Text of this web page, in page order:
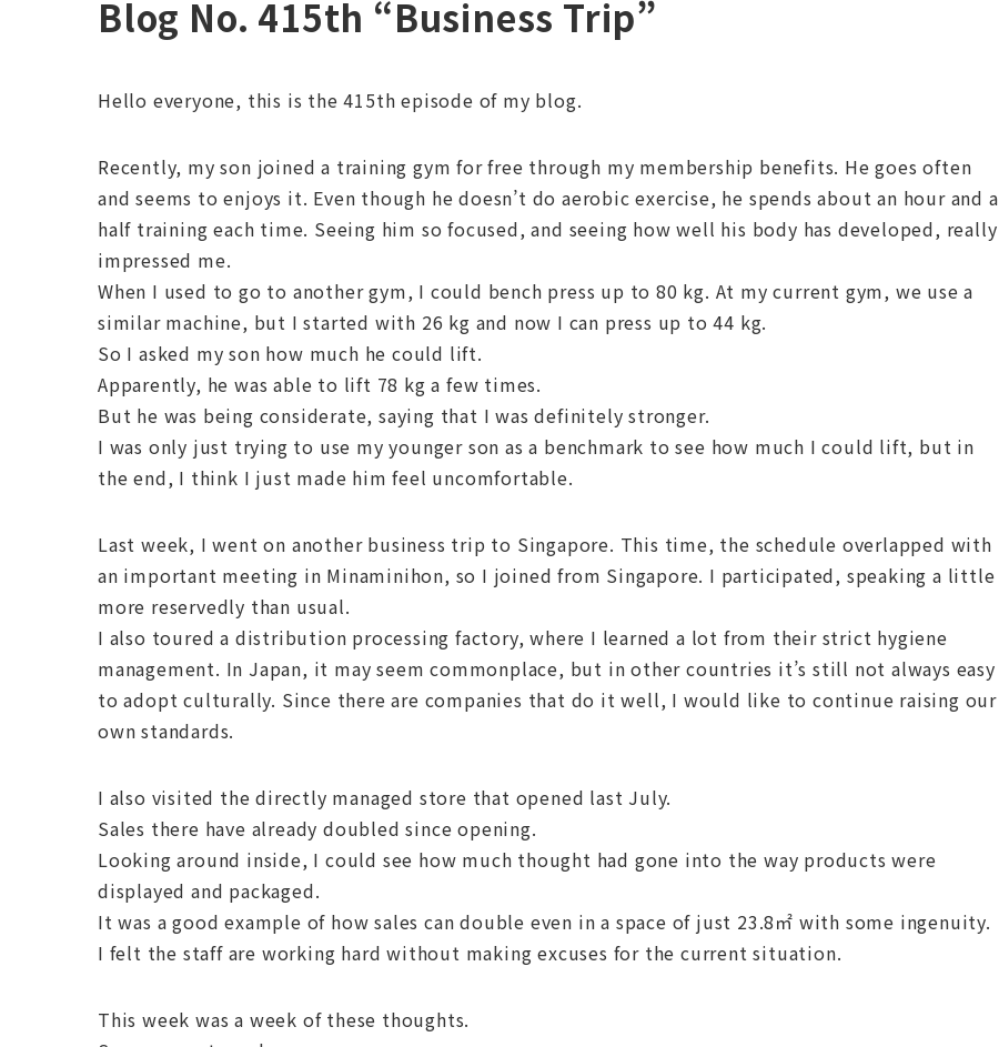
Blog No. 415th “Business Trip”
Hello everyone, this is the 415th episode of my blog.
Recently, my son joined a training gym for free through my membership benefits. He goes often
and seems to enjoys it. Even though he doesn’t do aerobic exercise, he spends about an hour and a
half training each time. Seeing him so focused, and seeing how well his body has developed, really
impressed me.
When I used to go to another gym, I could bench press up to 80 kg. At my current gym, we use a
similar machine, but I started with 26 kg and now I can press up to 44 kg.
So I asked my son how much he could lift.
Apparently, he was able to lift 78 kg a few times.
But he was being considerate, saying that I was definitely stronger.
I was only just trying to use my younger son as a benchmark to see how much I could lift, but in
the end, I think I just made him feel uncomfortable.
Last week, I went on another business trip to Singapore. This time, the schedule overlapped with
an important meeting in Minaminihon, so I joined from Singapore. I participated, speaking a little
more reservedly than usual.
I also toured a distribution processing factory, where I learned a lot from their strict hygiene
management. In Japan, it may seem commonplace, but in other countries it’s still not always easy
to adopt culturally. Since there are companies that do it well, I would like to continue raising our
own standards.
I also visited the directly managed store that opened last July.
Sales there have already doubled since opening.
Looking around inside, I could see how much thought had gone into the way products were
displayed and packaged.
It was a good example of how sales can double even in a space of just 23.8㎡ with some ingenuity.
I felt the staff are working hard without making excuses for the current situation.
This week was a week of these thoughts.